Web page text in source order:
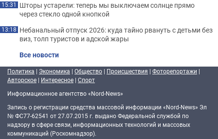
15:31 Шторы устарели: теперь мы выключаем солнце прямо
через стекло одной кнопкой
13:18 Небанальный отпуск 2026: куда тайно рвануть с детьми без
виз, толп туристов и адской жары
Все новости
Политика | Экономика | Общество | Происшествия | Фоторепортажи |
Авторское | Интересное | Спорт
Информационное агентство «Nord-News»
Запись о регистрации средства массовой информации «Nord-News» Эл
№ ФС77-62541 от 27.07.2015 г. выдано Федеральной службой по
надзору в сфере связи, информационных технологий и массовых
коммуникаций (Роскомнадзор).